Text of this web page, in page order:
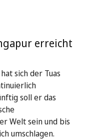
erreicht
sich der Tuas
soll er das
Welt sein und bis
umschlagen.